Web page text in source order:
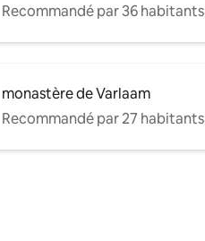
Recommandé par 36 habitants
monastère de Varlaam
Recommandé par 27 habitants